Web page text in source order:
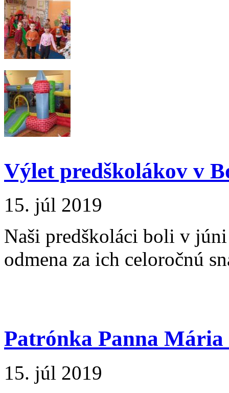
Výlet predškolákov v
15. júl 2019
Naši predškoláci boli v
odmena za ich celoročnú
Patrónka Panna Mária
15. júl 2019